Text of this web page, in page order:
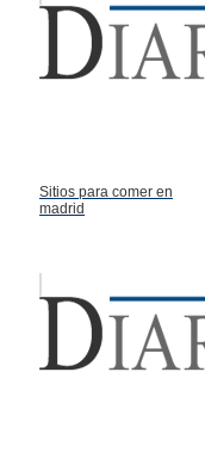
Sitios para comer en
madrid